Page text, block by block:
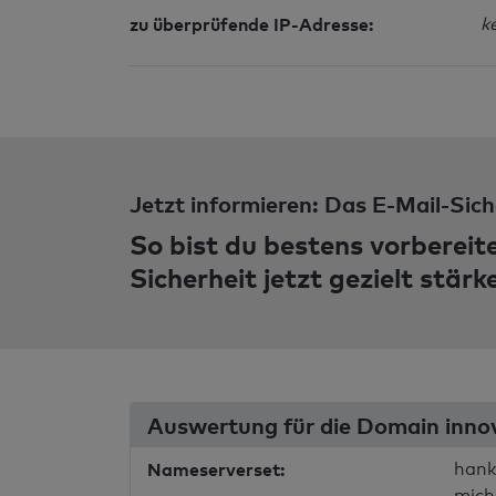
zu überprüfende IP-Adresse:
Jetzt informieren: Das E-Mail-
So bist du bestens
Sicherheit jetzt gezielt
Auswertung für die Domain
Nameserverset: